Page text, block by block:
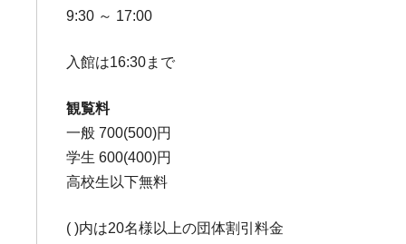
9:30 ～ 17:00
入館は16:30まで
観覧料
一般 700(500)円
学生 600(400)円
高校生以下無料
( )内は20名様以上の団体割引料金